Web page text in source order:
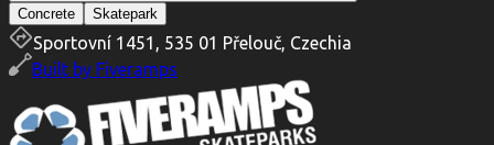
Concrete Skatepark
Sportovní 1451, 535 01 Přelouč, Czechia
Built by Fiveramps